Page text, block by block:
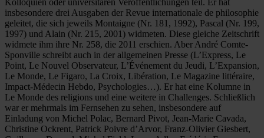
insbesondere drei Ausgaben der Revue internationale de philosophie
geleitet, die sich jeweils Montaigne (Nr. 181, 1992), Pascal (Nr. 199,
1997) und Alain (Nr. 215, 2001) widmeten. Diese gleiche Zeitschrift
widmete ihm ihre Nr. 258, die 2011 erschien. Aber André Comte-
Sponville schreibt auch in der allgemeinen Presse (L’Express, Le
Point, Le Nouvel Observateur, L’Événement du Jeudi, L’Expansion,
Le Monde, Le Figaro, La Croix, Libération, Le Magazine littéraire,
Impact-Médecin Hebdo, Psychologies…). Er hat eine Kolumne in
Le Monde des religions und eine weitere in Challenges. Schließlich
war er mehrmals im Fernsehen zu sehen, insbesondere auf
Einladung von Michel Polac, Bernard Pivot, Jean-Marie Cavada,
Christine Ockrent, Patrick Poivre d’Arvor, Franz-Olivier Giesbert,